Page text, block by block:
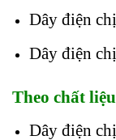
Dây điện
Dây điện
Theo chất
Dây điện